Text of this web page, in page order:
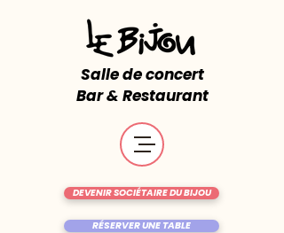
Salle de concert
Bar & Restaurant
RÉSERVER UNE TABLE
DEVENIR SOCIÉTAIRE DU BIJOU